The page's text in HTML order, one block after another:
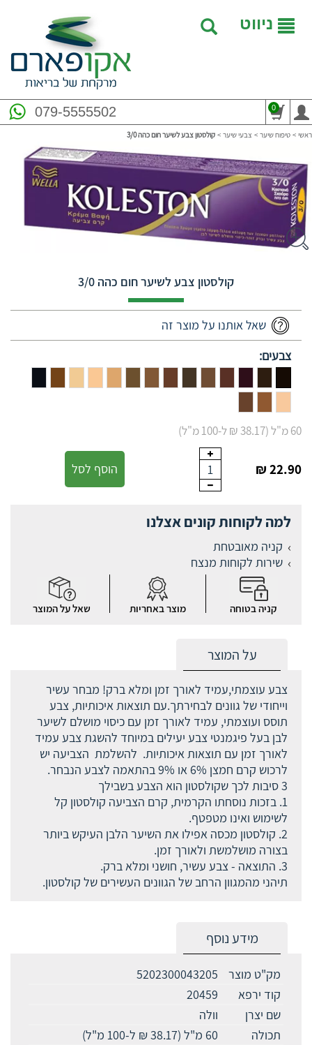
ניווט
079-5555502 0
ראשי > טיפוח שיער > צבעי שיער > קולסטון צבע לשיער חום כהה 3/0
קולסטון צבע לשיער חום כהה 3/0
שאל אותנו על מוצר זה
צבעים:
60 מ"ל (38.17 ₪ ל-100 מ"ל)
22.90 ₪
1 הוסף לסל
למה לקוחות קונים אצלנו
קניה מאובטחת
שירות לקוחות מנצח
קניה בטוחה מוצר באחריות שאל על המוצר
על המוצר
צבע עוצמתי,עמיד לאורך זמן ומלא ברק! מבחר עשיר
וייחודי של גוונים לבחירתך.עם תוצאות איכותיות, צבע
תוסס ועוצמתי, עמיד לאורך זמן עם כיסוי מושלם לשיער
לבן בעל פיגמנטי צבע יעילים במיוחד להשגת צבע עמיד
לאורך זמן עם תוצאות איכותיות. להשלמת הצביעה יש
לרכוש קרם חמצן 6% או 9% בהתאמה לצבע הנבחר.
3 סיבות לכך שקולסטון הוא הצבע בשבילך
1. בזכות נוסחתו הקרמית, קרם הצביעה קולסטון קל
לשימוש ואינו מטפטף.
2. קולסטון מכסה אפילו את השיער הלבן העיקש ביותר
בצורה מושלמשת ולאורך זמן.
3. התוצאה - צבע עשיר, חושני ומלא ברק.
תיהני מהמגוון הרחב של הגוונים העשירים של קולסטון.
מידע נוסף
מק"ט מוצר
5202300043205
קוד ירפא
20459
שם יצרן
וולה
תכולה
60 מ"ל (38.17 ₪ ל-100 מ"ל)